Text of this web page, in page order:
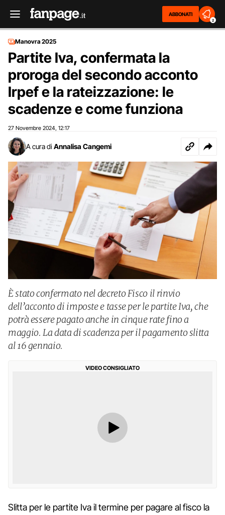
ABBONATI
2
Manovra 2025
Partite Iva, confermata la
proroga del secondo acconto
Irpef e la rateizzazione: le
scadenze e come funziona
27 Novembre 2024 12:17
A cura di Annalisa Cangemi
È stato confermato nel decreto Fisco il rinvio
dell’acconto di imposte e tasse per le partite Iva, che
potrà essere pagato anche in cinque rate fino a
maggio. La data di scadenza per il pagamento slitta
al 16 gennaio.
VIDEO CONSIGLIATO
Slitta per le partite Iva il termine per pagare al fisco la